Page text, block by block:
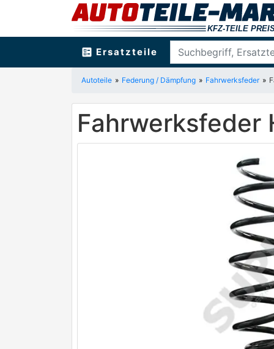
ballot Ersatzteile
Autoteile Federung / Dämpfung Fahrwerksfeder
Fahrwerksfeder